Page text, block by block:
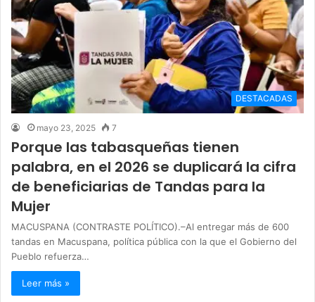
DESTACADAS
mayo 23, 2025 7
Porque las tabasqueñas tienen
palabra, en el 2026 se duplicará la cifra
de beneficiarias de Tandas para la
Mujer
MACUSPANA (CONTRASTE POLÍTICO).–Al entregar más de 600
tandas en Macuspana, política pública con la que el Gobierno del
Pueblo refuerza…
Leer más »